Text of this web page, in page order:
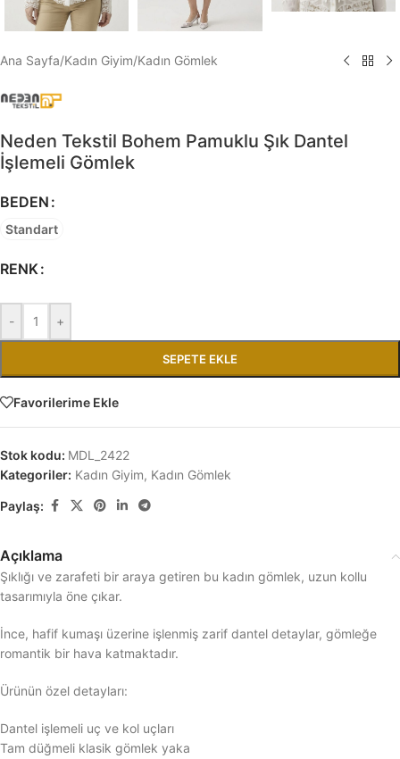
Ana Sayfa/Kadın Giyim/Kadın Gömlek
Neden Tekstil Bohem Pamuklu Şık Dantel
İşlemeli Gömlek
BEDEN
Standart
RENK
- +
SEPETE EKLE
Favorilerime Ekle
Stok kodu: MDL_2422
Kategoriler: Kadın Giyim, Kadın Gömlek
Paylaş:
Açıklama
Şıklığı ve zarafeti bir araya getiren bu kadın gömlek, uzun kollu
tasarımıyla öne çıkar.
İnce, hafif kumaşı üzerine işlenmiş zarif dantel detaylar, gömleğe
romantik bir hava katmaktadır.
Ürünün özel detayları:
Dantel işlemeli uç ve kol uçları
Tam düğmeli klasik gömlek yaka